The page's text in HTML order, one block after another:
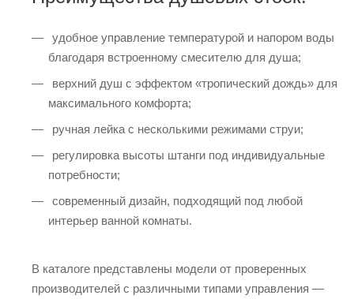
удобное управление температурой и напором воды
благодаря встроенному смесителю для душа;
верхний душ с эффектом «тропический дождь» для
максимального комфорта;
ручная лейка с несколькими режимами струи;
регулировка высоты штанги под индивидуальные
потребности;
современный дизайн, подходящий под любой
интерьер ванной комнаты.
В каталоге представлены модели от проверенных
производителей с различными типами управления —